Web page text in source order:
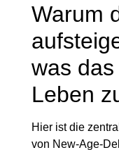
Warum
was
Leben
Hier ist die
von New-Age-